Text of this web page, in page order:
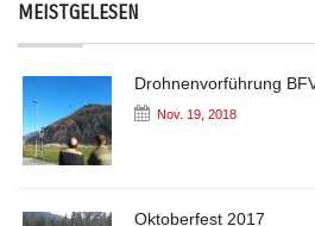
MEISTGELESEN
Drohnenvorführung
Nov. 19, 2018
Oktoberfest 2017